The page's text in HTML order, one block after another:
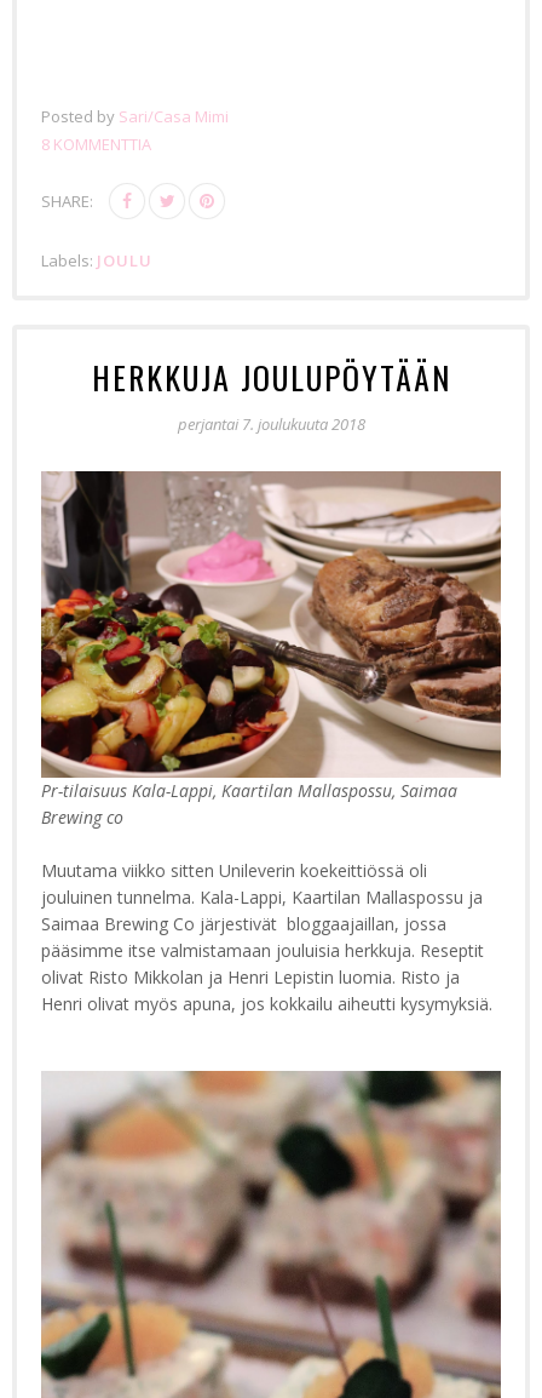
Posted by Sari/Casa Mimi
8 KOMMENTTIA
SHARE:
Labels: JOULU
HERKKUJA JOULUPÖYTÄÄN
perjantai 7. joulukuuta 2018
Pr-tilaisuus Kala-Lappi, Kaartilan Mallaspossu, Saimaa
Brewing co
Muutama viikko sitten Unileverin koekeittiössä oli
jouluinen tunnelma. Kala-Lappi, Kaartilan Mallaspossu ja
Saimaa Brewing Co järjestivät bloggaajaillan, jossa
pääsimme itse valmistamaan jouluisia herkkuja. Reseptit
olivat Risto Mikkolan ja Henri Lepistin luomia. Risto ja
Henri olivat myös apuna, jos kokkailu aiheutti kysymyksiä.